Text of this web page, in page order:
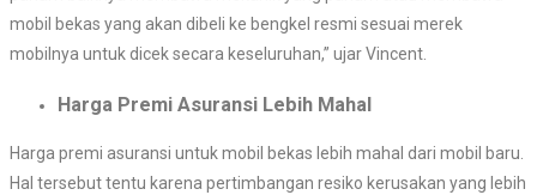
mobil bekas yang akan dibeli ke bengkel resmi sesuai merek
mobilnya untuk dicek secara keseluruhan,” ujar Vincent.
Harga Premi Asuransi Lebih Mahal
Harga premi asuransi untuk mobil bekas lebih mahal dari mobil baru.
Hal tersebut tentu karena pertimbangan resiko kerusakan yang lebih